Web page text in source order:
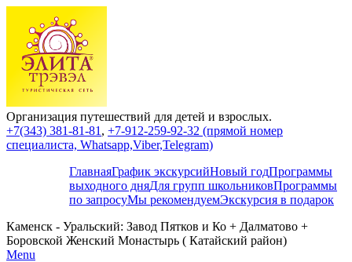
Организация путешествий для детей и взрослых.
+7(343) 381-81-81 , +7-912-259-92-32 (прямой номер
специалиста, Whatsapp,Viber,Telegram)
ГлавнаяГрафик экскурсийНовый годПрограммы
выходного дняДля групп школьниковПрограммы
по запросуМы рекомендуемЭкскурсия в подарок
Каменск - Уральский: Завод Пятков и Ко + Далматово +
Боровской Женский Монастырь ( Катайский район)
Menu